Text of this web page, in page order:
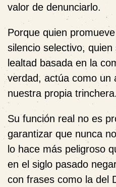
valor de denunciarlo.
Porque quien
silencio selectivo,
lealtad basada en la
verdad, actúa como un
nuestra propia trinchera.
Su función real no es
garantizar que nunca
lo hace más peligroso
en el siglo pasado
con frases como la del